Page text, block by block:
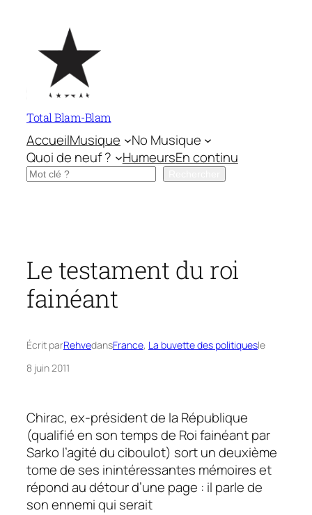
contenu
Total Blam-Blam
AccueilMusique
No Musique
Quoi de neuf ?
HumeursEn continu
Rechercher
Le testament du roi
fainéant
Écrit parRehvedansFrance, La buvette des politiquesle
8 juin 2011
Chirac, ex-président de la République
(qualifié en son temps de Roi fainéantpar
Sarko l’agité du ciboulot) sort un deuxième
tome de ses inintéressantes mémoires et
répond au détour d’une page : il parle de
son ennemi qui serait